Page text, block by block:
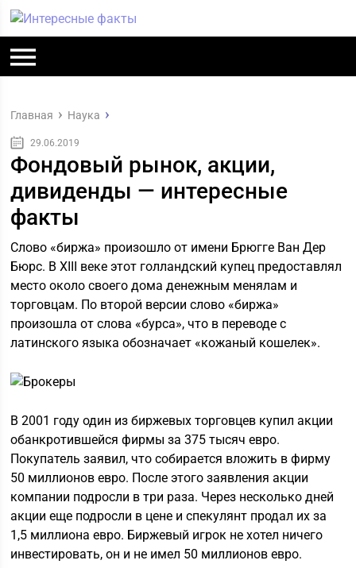
Главная Наука
29.06.2019
Фондовый рынок, акции,
дивиденды — интересные
факты
Слово «биржа» произошло от имени Брюгге Ван Дер
Бюрс. В ХIII веке этот голландский купец предоставлял
место около своего дома денежным менялам и
торговцам. По второй версии слово «биржа»
произошла от слова «бурса», что в переводе с
латинского языка обозначает «кожаный кошелек».
В 2001 году один из биржевых торговцев купил акции
обанкротившейся фирмы за 375 тысяч евро.
Покупатель заявил, что собирается вложить в фирму
50 миллионов евро. После этого заявления акции
компании подросли в три раза. Через несколько дней
акции еще подросли в цене и спекулянт продал их за
1,5 миллиона евро. Биржевый игрок не хотел ничего
инвестировать, он и не имел 50 миллионов евро.